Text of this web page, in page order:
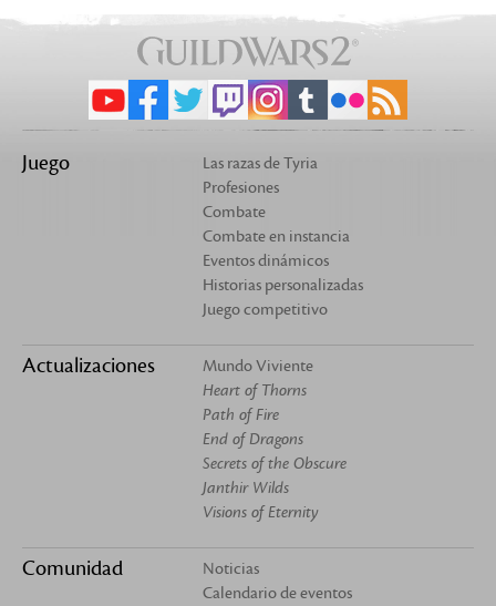
Juego
Las razas de Tyria
Profesiones
Combate
Combate en instancia
Eventos dinámicos
Historias personalizadas
Juego competitivo
Actualizaciones
Mundo Viviente
Heart of Thorns
Path of Fire
End of Dragons
Secrets of the Obscure
Janthir Wilds
Visions of Eternity
Comunidad
Noticias
Calendario de eventos